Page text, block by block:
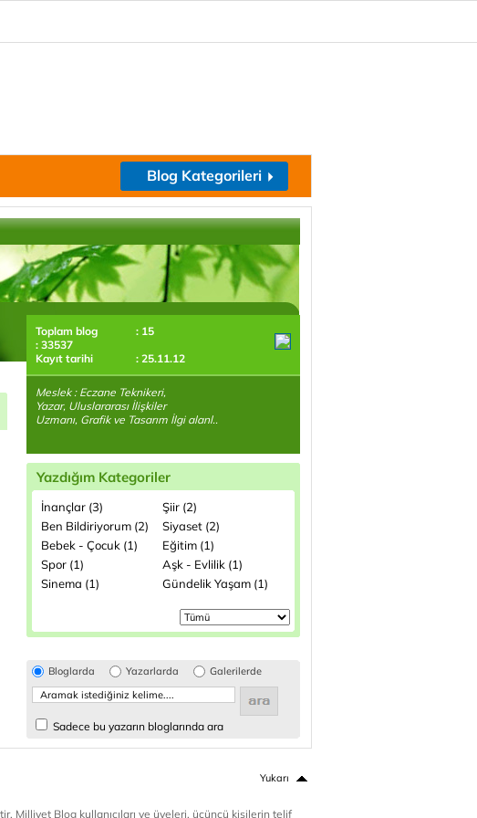
Blog Kategorileri
Toplam blog
: 15
: 33537
Kayıt tarihi
: 25.11.12
Meslek : Eczane Teknikeri,
Yazar, Uluslararası İlişkiler
Uzmanı, Grafik ve Tasarım İlgi alanl..
Yazdığım Kategoriler
İnançlar (3)
Şiir (2)
Ben Bildiriyorum (2)
Siyaset (2)
Bebek - Çocuk (1)
Eğitim (1)
Spor (1)
Aşk - Evlilik (1)
Sinema (1)
Gündelik Yaşam (1)
Bloglarda Yazarlarda Galerilerde
Sadece bu yazarın bloglarında ara
Yukarı
Milliyet Blog kullanıcıları ve üyeleri, üçüncü kişilerin telif